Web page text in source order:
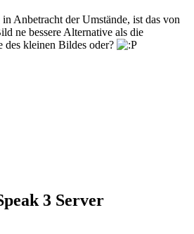
Anbetracht der Umstände, ist das von
ne bessere Alternative als die
des kleinen Bildes oder?
3 Server